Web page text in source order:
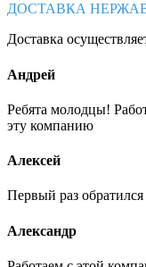
ДОСТАВКА
Доставка
Андрей
Ребята молодцы!
эту компанию
Алексей
Первый раз
Александр